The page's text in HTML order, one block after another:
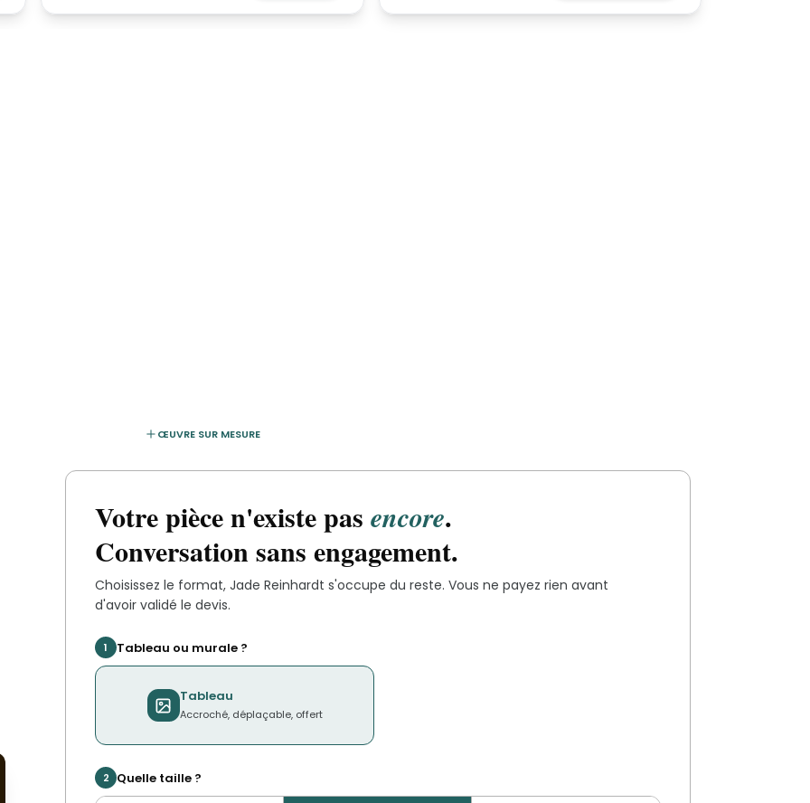
ŒUVRE SUR MESURE
Votre pièce n'existe pas encore.
Conversation sans engagement.
Choisissez le format, Jade Reinhardt s'occupe du reste. Vous ne payez rien avant
d'avoir validé le devis.
1 Tableau ou murale ?
Tableau
Accroché, déplaçable, offert
2 Quelle taille ?